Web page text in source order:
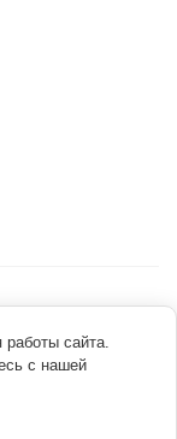
44 ст. 46, (3822) 52-34-
сайта.
с нашей